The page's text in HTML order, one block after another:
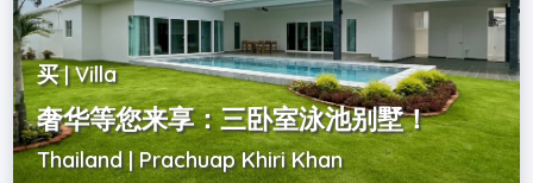
买 | Villa
奢华等您来享：三卧室泳池别墅！
Thailand | Prachuap Khiri Khan